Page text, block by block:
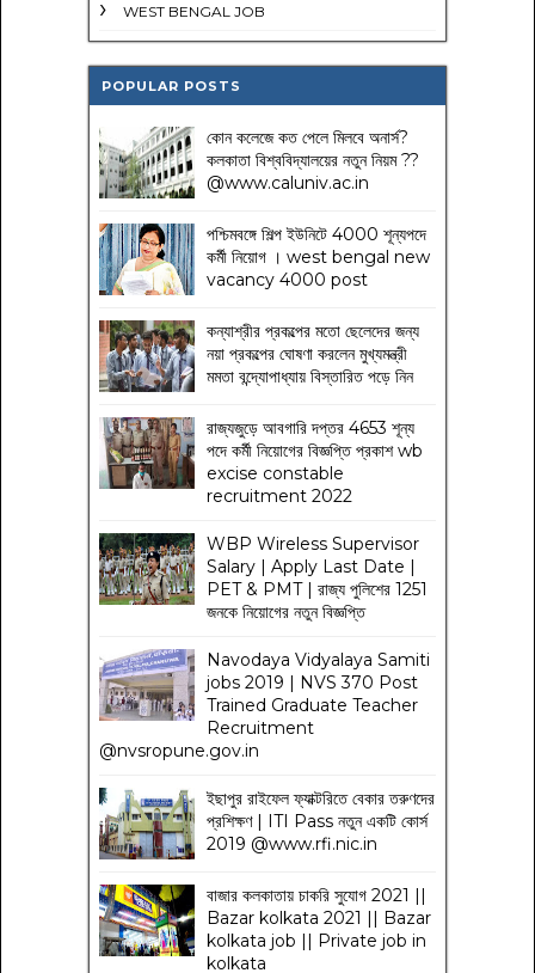
WEST BENGAL JOB
POPULAR POSTS
কোন কলেজে কত পেলে মিলবে অনার্স?
কলকাতা বিশ্ববিদ্যালয়ের নতুন নিয়ম??
@www.caluniv.ac.in
পশ্চিমবঙ্গে শিল্প ইউনিটে 4000 শূন্যপদে
কর্মী নিয়োগ । west bengal new
vacancy 4000 post
কন্যাশ্রীর প্রকল্পের মতো ছেলেদের জন্য
নয়া প্রকল্পের ঘোষণা করলেন মুখ্যমন্ত্রী
মমতা বন্দ্যোপাধ্যায় বিস্তারিত পড়ে নিন
রাজ্যজুড়ে আবগারি দপ্তর 4653 শূন্য
পদে কর্মী নিয়োগের বিজ্ঞপ্তি প্রকাশ wb
excise constable
recruitment 2022
WBP Wireless Supervisor
Salary | Apply Last Date |
PET & PMT | রাজ্য পুলিশের 1251
জনকে নিয়োগের নতুন বিজ্ঞপ্তি
Navodaya Vidyalaya Samiti
jobs 2019 | NVS 370 Post
Trained Graduate Teacher
Recruitment
@nvsropune.gov.in
ইছাপুর রাইফেল ফ্যাক্টরিতে বেকার তরুণদের
প্রশিক্ষণ | ITI Pass নতুন একটি কোর্স
2019 @www.rfi.nic.in
বাজার কলকাতায় চাকরি সুযোগ 2021 ||
Bazar kolkata 2021 || Bazar
kolkata job || Private job in
kolkata